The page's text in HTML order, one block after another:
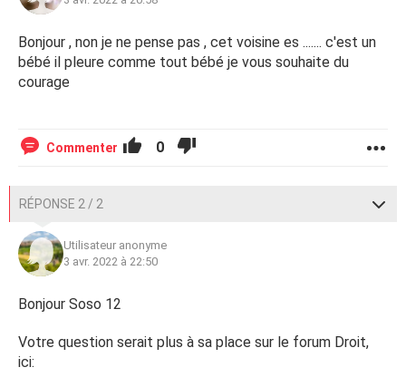
Bonjour , non je ne pense pas , cet voisine es ....... c'est un
bébé il pleure comme tout bébé je vous souhaite du
courage
Commenter 0
RÉPONSE 2 / 2
Utilisateur anonyme
3 avr. 2022 à 22:50
Bonjour Soso 12
Votre question serait plus à sa place sur le forum Droit,
ici: